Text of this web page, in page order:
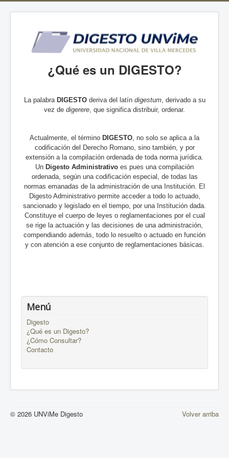
¿Qué es un DIGESTO?
La palabra DIGESTOderiva del latín digestum, derivado a su
vez de digerere , que significa distribuir, ordenar.
Actualmente, el término DIGESTO , no solo se aplica a la
codificación del Derecho Romano, sino también, y por
extensión a la compilación ordenada de toda norma jurídica.
Un Digesto Administrativo es pues una compilación
ordenada, según una codificación especial, de todas las
normas emanadas de la administración de una Institución. El
Digesto Administrativo permite acceder a todo lo actuado,
sancionado y legislado en el tiempo, por una Institución dada.
Constituye el cuerpo de leyes o reglamentaciones por el cual
se rige la actuación y las decisiones de una administración,
compendiando además, todo lo resuelto o actuado en función
y con atención a ese conjunto de reglamentaciones básicas.
Menú
Digesto
¿Qué es un Digesto?
¿Cómo Consultar?
Contacto
Volver arriba
© 2026 UNViMe Digesto